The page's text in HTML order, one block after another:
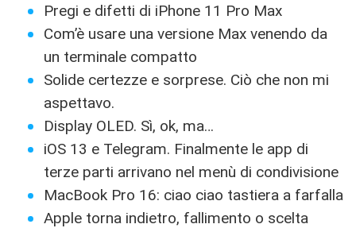
Pregi e difetti di iPhone 11 Pro Max
Com’è usare una versione Max venendo da
un terminale compatto
Solide certezze e sorprese. Ciò che non mi
aspettavo.
Display OLED. Sì, ok, ma…
iOS 13 e Telegram. Finalmente le app di
terze parti arrivano nel menù di condivisione
MacBook Pro 16: ciao ciao tastiera a farfalla
Apple torna indietro, fallimento o scelta